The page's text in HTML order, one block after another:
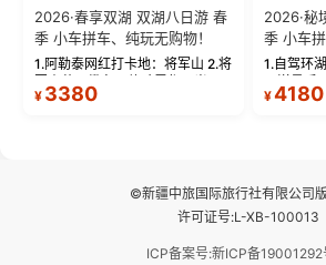
2026·春享双湖 双湖八日游 春
季 小车拼车、纯玩无购物！
1.阿勒泰网红打卡地：将军山 2.将
军山落日缆车，体验雪都风光 3.
将军山，夕阳派对，蹦迪party 4.
¥ 3380
2026·秘
季 小车
1.自驾环
西洋最后
让雪山、
¥4180
©新疆中旅国际旅行社有限公司
许可证号:L-XB-100013
ICP备案号:新ICP备